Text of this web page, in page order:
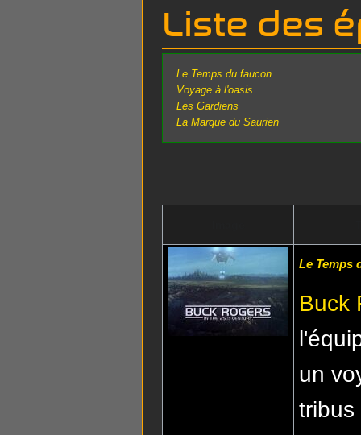
Liste des
Le Temps du faucon
Voyage à l'oasis
Les Gardiens
La Marque du Saurien
Le Temps
Buck
un